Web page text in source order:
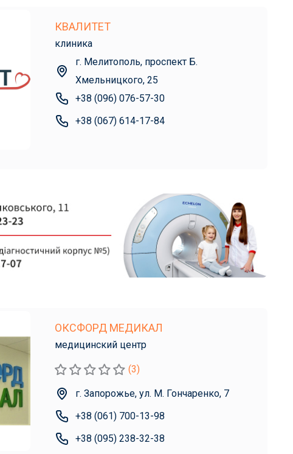
КВАЛИТЕТ
клиника
г. Мелитополь, проспект Б.
Хмельницкого, 25
+38 (096) 076-57-30
+38 (067) 614-17-84
ОКСФОРД МЕДИКАЛ
медицинский центр
(3)
г. Запорожье, ул. М. Гончаренко, 7
+38 (061) 700-13-98
+38 (095) 238-32-38